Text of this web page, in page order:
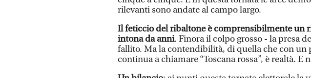
rilevanti sono andate al campo largo.
Il feticcio del ribaltone è comprensibilmente un
intona da anni. Finora il colpo grosso - la presa
fallito. Ma la contendibilità, di quella che con un
continua a chiamare “Toscana rossa”, è realtà. E